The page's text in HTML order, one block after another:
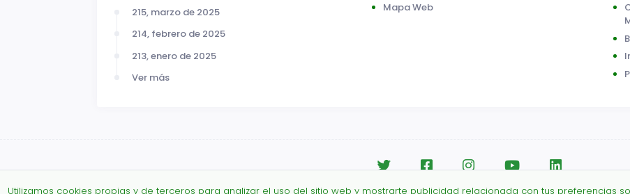
215, marzo de 2025
214, febrero de 2025
213, enero de 2025
Ver más
Mapa Web
Utilizamos cookies propias y de terceros para analizar el uso del sitio web y mostrarte publicidad relacionada con tus preferencias